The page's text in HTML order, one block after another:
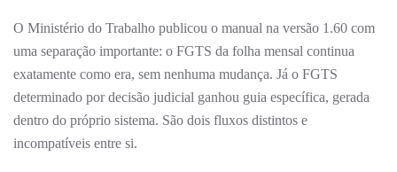
O Ministério do Trabalho publicou o manual na versão 1.60 com
uma separação importante: o FGTS da folha mensal continua
exatamente como era, sem nenhuma mudança. Já o FGTS
determinado por decisão judicial ganhou guia específica, gerada
dentro do próprio sistema. São dois fluxos distintos e
incompatíveis entre si.